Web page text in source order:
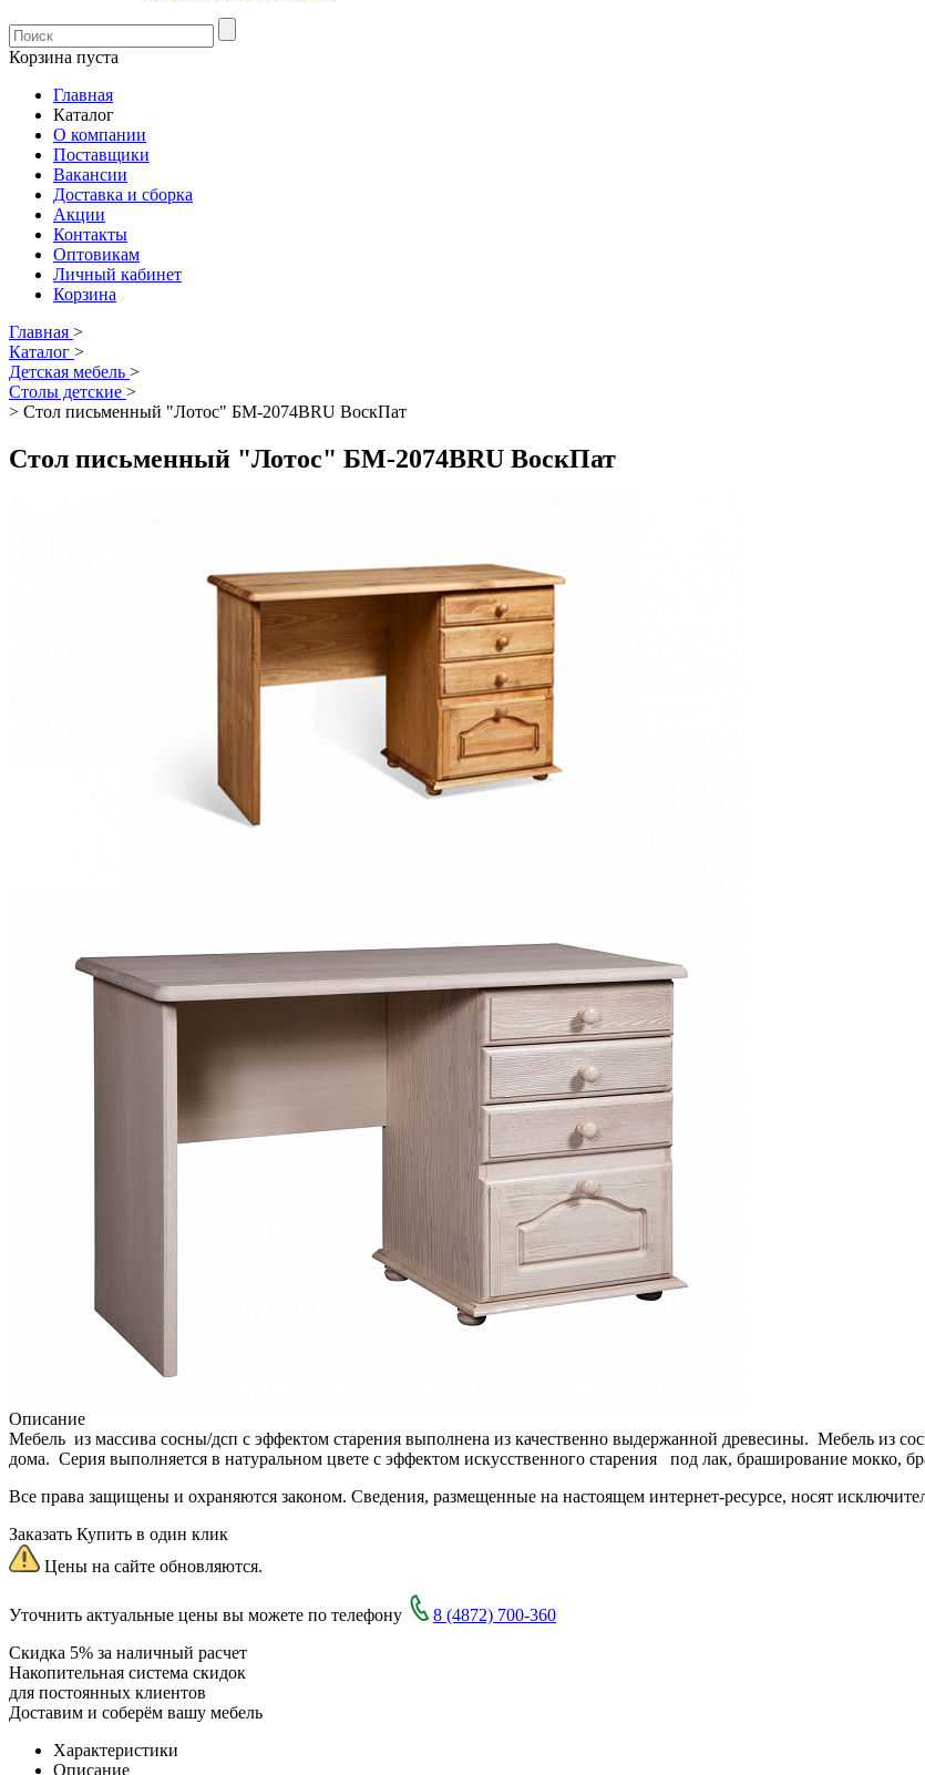
Корзина пуста
Главная
Каталог
О компании
Поставщики
Вакансии
Доставка и сборка
Акции
Контакты
Оптовикам
Личный кабинет
Корзина
Главная >
Каталог >
Детская мебель >
Столы детские >
> Стол письменный "Лотос" БМ-2074BRU ВоскПат
Стол письменный "Лотос" БМ-2074BRU ВоскПат
Описание
Мебель из массива сосны/дсп с эффектом старения выполнена из качественно выдержанной древесины. Мебель из
дома. Серия выполняется в натуральном цвете с эффектом искусственного старения под лак, браширование мокко,
Все права защищены и охраняются законом. Сведения, размещенные на настоящем интернет-ресурсе, носят
Заказать Купить в один клик
Цены на сайте обновляются.
Уточнить актуальные цены вы можете по телефону
8 (4872) 700-360
Скидка 5% за наличный расчет
Накопительная система скидок
для постоянных клиентов
Доставим и соберём вашу мебель
Характеристики
Описание